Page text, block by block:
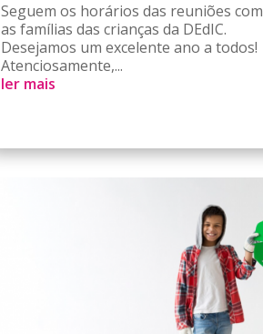
Seguem os horários das reuniões com
as famílias das crianças da DEdIC.
Desejamos um excelente ano a todos!
Atenciosamente,...
ler mais